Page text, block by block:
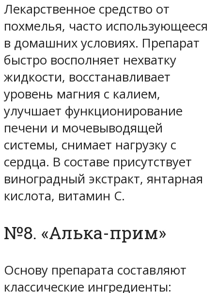
Лекарственное средство от
похмелья, часто использующееся
в домашних условиях. Препарат
быстро восполняет нехватку
жидкости, восстанавливает
уровень магния с калием,
улучшает функционирование
печени и мочевыводящей
системы, снимает нагрузку с
сердца. В составе присутствует
виноградный экстракт, янтарная
кислота, витамин C.
№8. «Алька-прим»
Основу препарата составляют
классические ингредиенты: